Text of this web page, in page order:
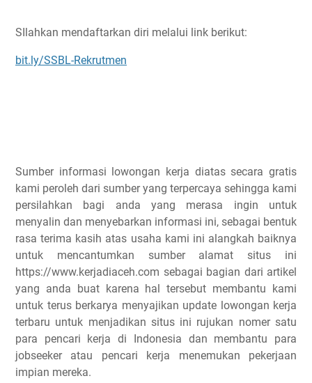
SIlahkan mendaftarkan diri melalui link berikut:
bit.ly/SSBL-Rekrutmen
Sumber informasi lowongan kerja diatas secara gratis
kami peroleh dari sumber yang terpercaya sehingga kami
persilahkan bagi anda yang merasa ingin untuk
menyalin dan menyebarkan informasi ini, sebagai bentuk
rasa terima kasih atas usaha kami ini alangkah baiknya
untuk mencantumkan sumber alamat situs ini
https://www.kerjadiaceh.com sebagai bagian dari artikel
yang anda buat karena hal tersebut membantu kami
untuk terus berkarya menyajikan update lowongan kerja
terbaru untuk menjadikan situs ini rujukan nomer satu
para pencari kerja di Indonesia dan membantu para
jobseeker atau pencari kerja menemukan pekerjaan
impian mereka.